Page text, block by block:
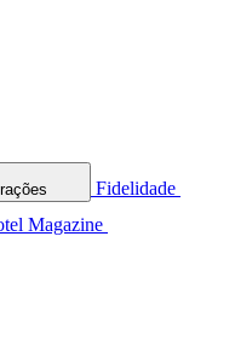
Fidelidade
Magazine